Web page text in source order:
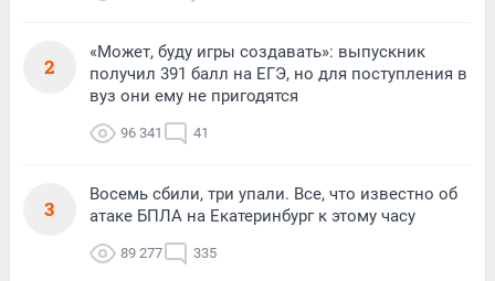
2
«Может, буду игры создавать»: выпускник
получил 391 балл на ЕГЭ, но для поступления в
вуз они ему не пригодятся
96 341 41
3
Восемь сбили, три упали. Все, что известно об
атаке БПЛА на Екатеринбург к этому часу
89 277 335